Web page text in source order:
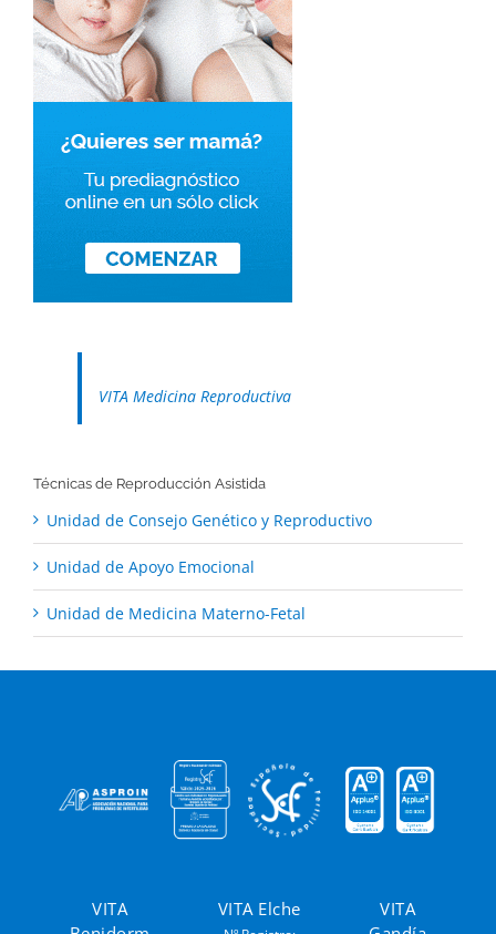
VITA Medicina Reproductiva
Técnicas de Reproducción Asistida
Unidad de Consejo Genético y Reproductivo
Unidad de Apoyo Emocional
Unidad de Medicina Materno-Fetal
VITA
VITA Elche
VITA